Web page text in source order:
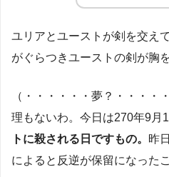
ユリアとユーストが剣を交え
がぐらつきユーストの剣が胸
（・・・・・・夢？・・・・
理もないわ。今日は270年9月
トに殺される日ですもの。 昨
によると反逆が保留になった